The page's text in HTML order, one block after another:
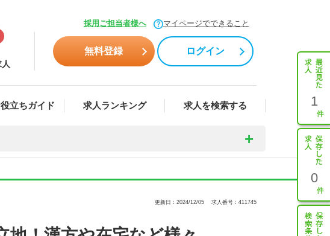
採用ご担当者様へ マイページでできること
無料登録 ログイン
立ちガイド 求人ランキング 求人を検索する 1
0
更新日：2024/12/05 求人番号：411745